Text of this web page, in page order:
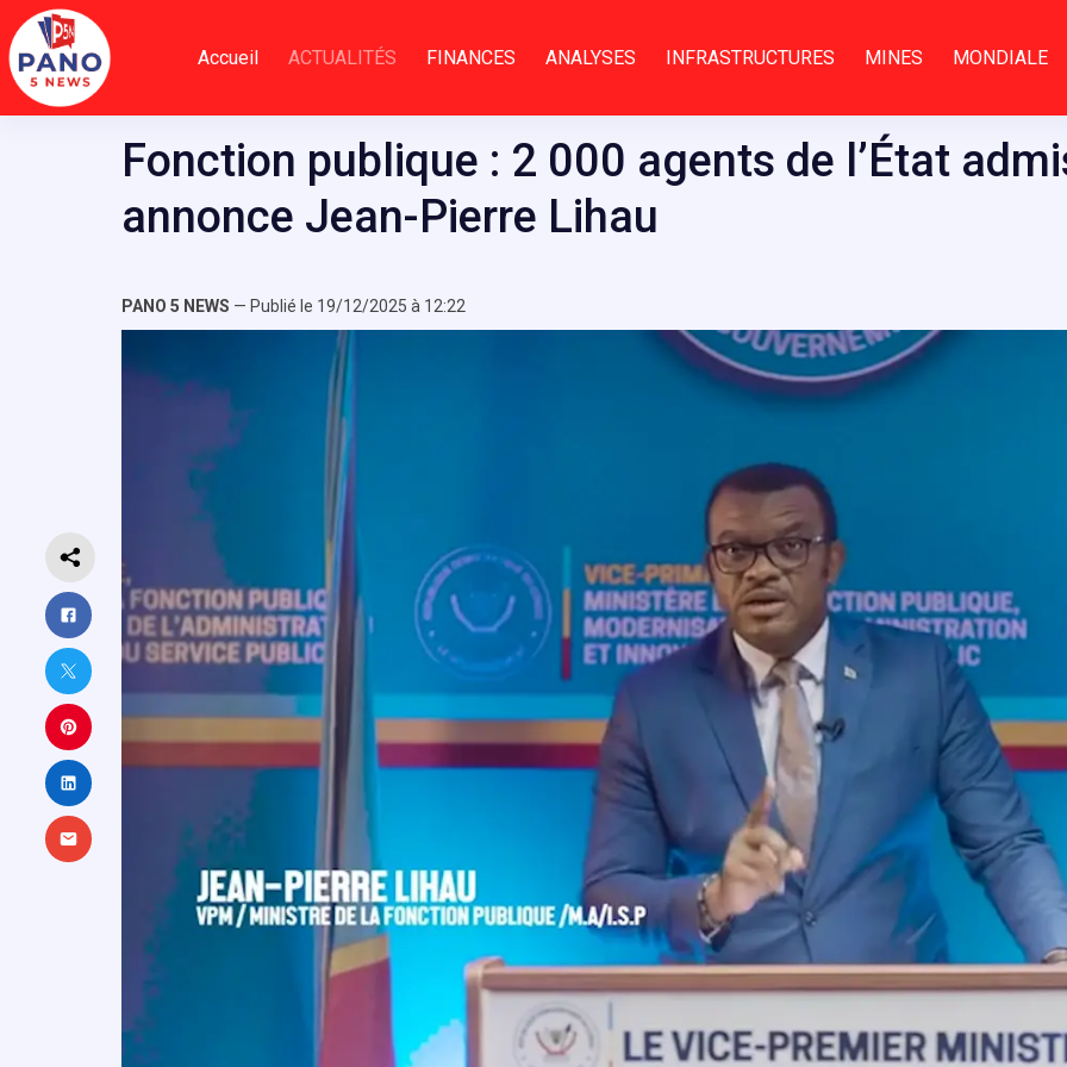
Passer
au
contenu
Accueil ACTUALITÉS FINANCES ANALYSES INFRASTRUCTURES MINES MONDIALE
Fonction publique : 2 000 agents de l’État
annonce Jean-Pierre Lihau
PANO 5 NEWS — Publié le 19/12/2025 à 12:22